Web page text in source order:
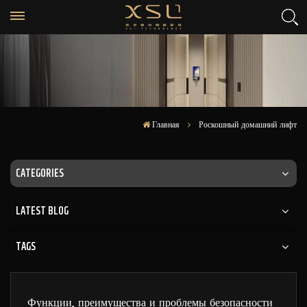
Главная Роскошный домашний лифт
CATEGORIES
LATEST BLOG
TAGS
Функции, преимущества и проблемы безопасности